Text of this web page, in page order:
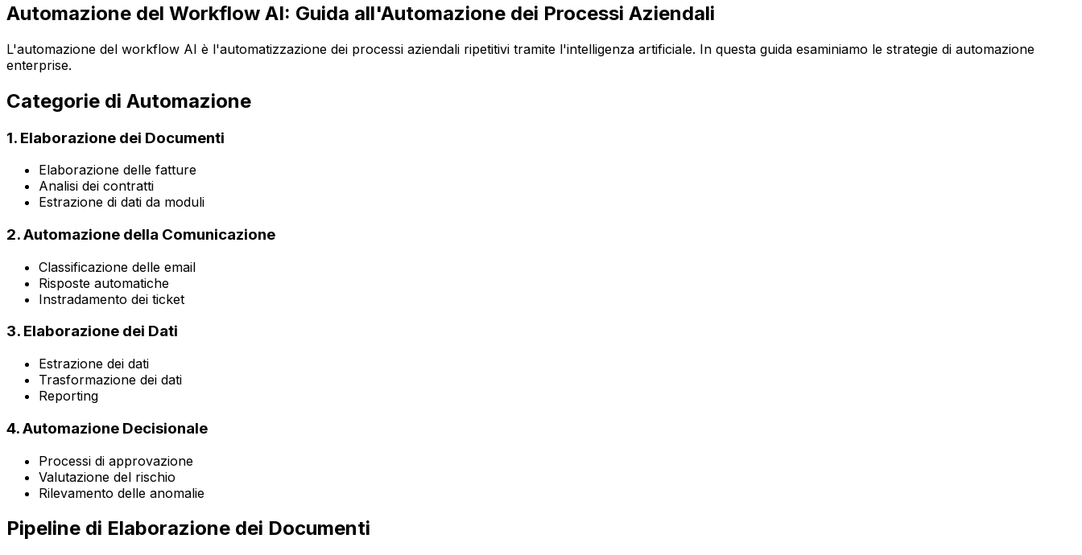
Automazione del Workflow AI: Guida all'Automazione dei Processi Aziendali
L'automazione del workflow AI è l'automatizzazione dei processi aziendali ripetitivi tramite l'intelligenza artificiale. In questa guida esaminiamo le strategie di automazione
enterprise.
Categorie di Automazione
1. Elaborazione dei Documenti
Elaborazione delle fatture
Analisi dei contratti
Estrazione di dati da moduli
2. Automazione della Comunicazione
Classificazione delle email
Risposte automatiche
Instradamento dei ticket
3. Elaborazione dei Dati
Estrazione dei dati
Trasformazione dei dati
Reporting
4. Automazione Decisionale
Processi di approvazione
Valutazione del rischio
Rilevamento delle anomalie
Pipeline di Elaborazione dei Documenti